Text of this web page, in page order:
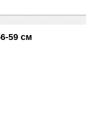
59 см